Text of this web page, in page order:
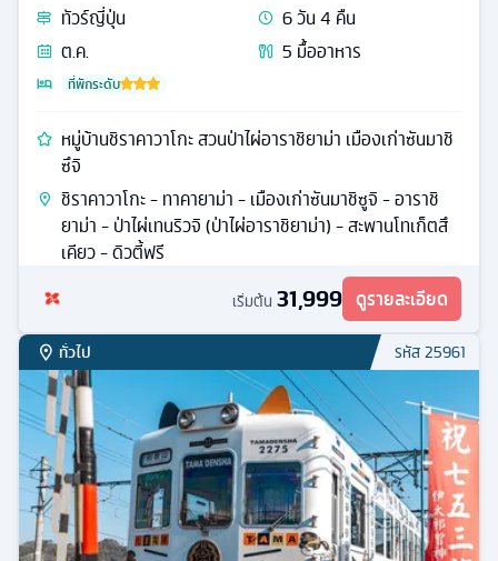
ทัวร์ญี่ปุ่น 6วัน4 คืน
ต.ค.
5 มื้ออาหาร
ที่พักระดับ
หมู่บ้านชิราคาวาโกะ สวนป่าไผ่อาราชิยาม่า เมืองเก่าซันมาชิ
ซึจิ
ชิราคาวาโกะ - ทาคายาม่า - เมืองเก่าซันมาชิซูจิ - อาราชิ
ยาม่า - ป่าไผ่เทนริวจิ (ป่าไผ่อาราชิยาม่า) - สะพานโทเก็ตสึ
เคียว - ดิวตี้ฟรี
เริ่มต้น 31,999 ดูรายละเอียด
ทั่วไป รหัส25961